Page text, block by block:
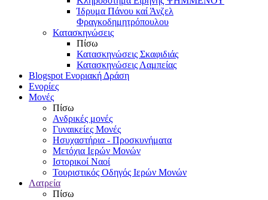
Ίδρυμα Πάνου καί Άνζελ
Φραγκοδημητρόπουλου
Κατασκηνώσεις
Πίσω
Κατασκηνώσεις Σκαφιδιάς
Κατασκηνώσεις Λαμπείας
Blogspot Ενοριακή Δράση
Ενορίες
Μονές
Πίσω
Ανδρικές μονές
Γυναικείες Μονές
Ησυχαστήρια - Προσκυνήματα
Μετόχια Ιερών Μονών
Ιστορικοί Ναοί
Τουριστικός Οδηγός Ιερών Μονών
Λατρεία
Πίσω